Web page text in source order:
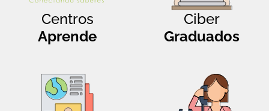
Centros
Aprende
Ciber
Graduados